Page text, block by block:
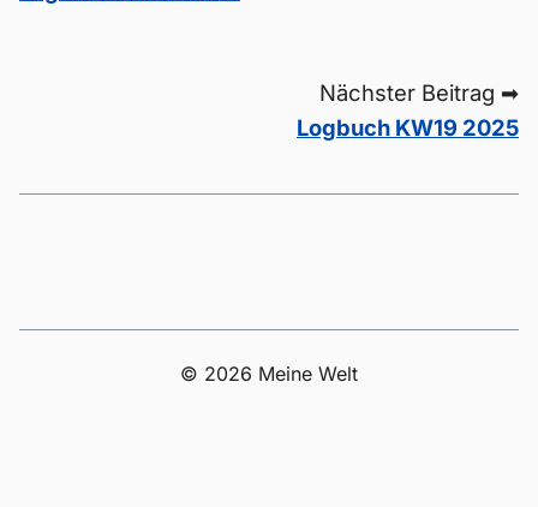
Nächster Beitrag ➡
Logbuch KW19 2025
© 2026 Meine Welt